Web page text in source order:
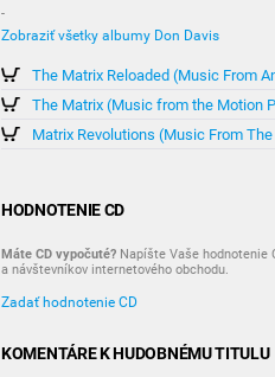
-
Zobraziť všetky albumy Don Davis
The Matrix Reloaded (Music From
The Matrix (Music from the Motion
Matrix Revolutions (Music From
HODNOTENIE CD
Máte CD vypočuté? Napíšte Vaše hodnotenie
a návštevníkov internetového obchodu.
Zadať hodnotenie CD
KOMENTÁRE K HUDOBNÉMU TITULU